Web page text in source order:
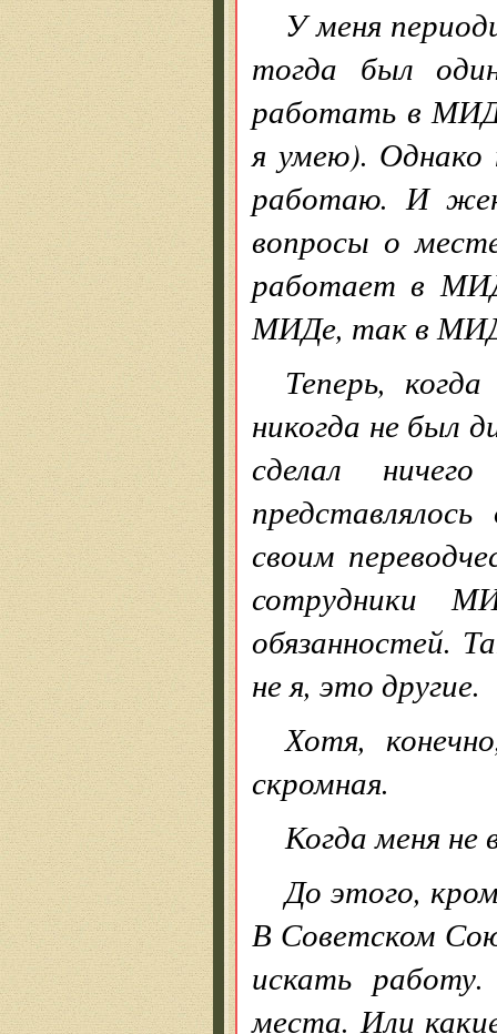
У меня
тогда был
работать в
я умею). Однако
работаю. И
вопросы о
работает в
МИДе, так в
Теперь,
никогда не был
сделал
своим
сотрудники
обязанностей.
не я, это другие.
Хотя,
скромная.
Когда меня
До этого,
В Советском
искать
места. Или